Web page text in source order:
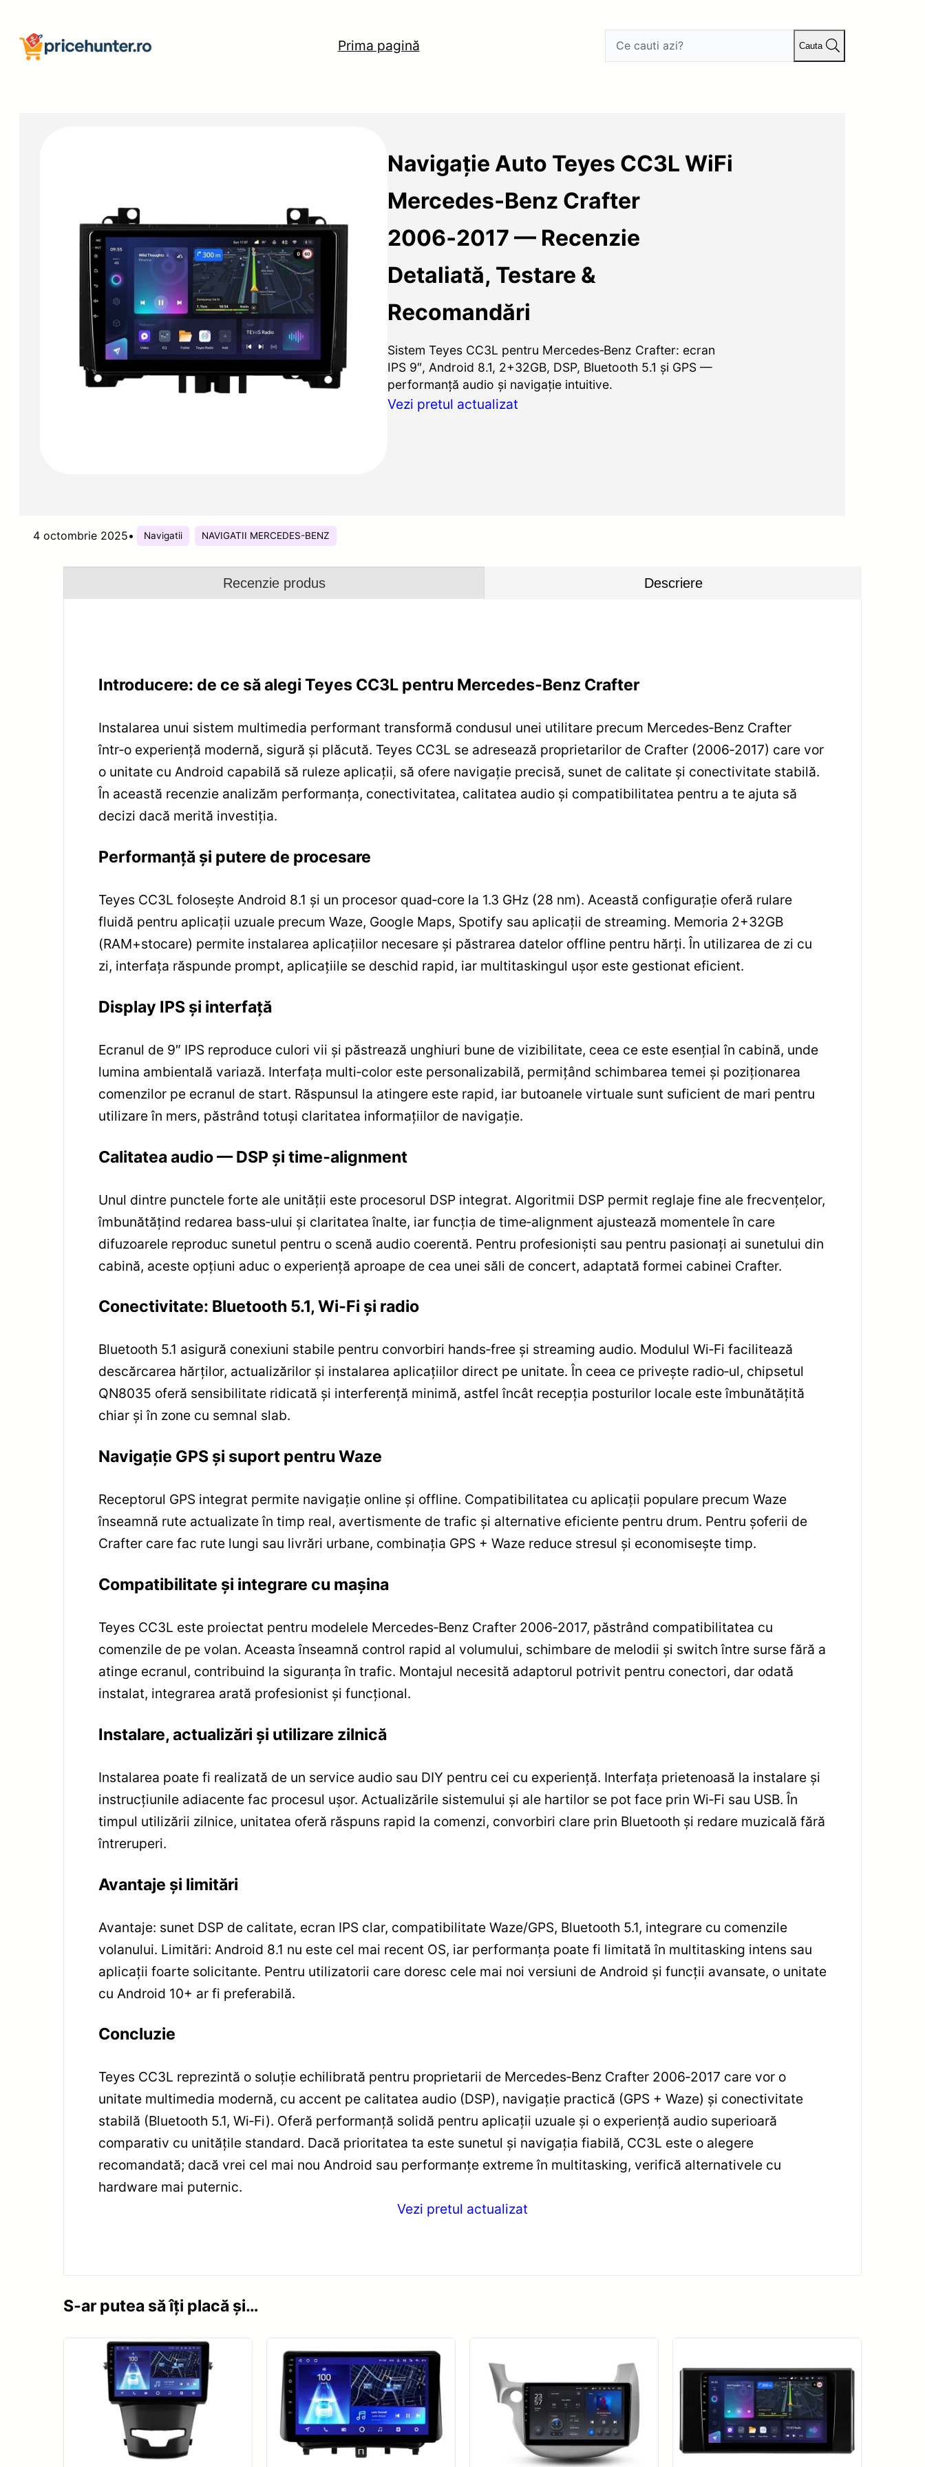
conținut
Prima pagină Cauta
Navigație Auto Teyes CC3L WiFi
Mercedes‑Benz Crafter
2006‑2017 — Recenzie
Detaliată, Testare &
Recomandări
Sistem Teyes CC3L pentru Mercedes‑Benz Crafter: ecran
IPS 9″, Android 8.1, 2+32GB, DSP, Bluetooth 5.1 și GPS —
performanță audio și navigație intuitive.
Vezi pretul actualizat
4 octombrie 2025• Navigatii NAVIGATII MERCEDES-BENZ
Recenzie produs Descriere
Introducere: de ce să alegi Teyes CC3L pentru Mercedes‑Benz Crafter
Instalarea unui sistem multimedia performant transformă condusul unei utilitare precum Mercedes‑Benz Crafter
într‑o experiență modernă, sigură și plăcută. Teyes CC3L se adresează proprietarilor de Crafter (2006‑2017) care vor
o unitate cu Android capabilă să ruleze aplicații, să ofere navigație precisă, sunet de calitate și conectivitate stabilă.
În această recenzie analizăm performanța, conectivitatea, calitatea audio și compatibilitatea pentru a te ajuta să
decizi dacă merită investiția.
Performanță și putere de procesare
Teyes CC3L folosește Android 8.1 și un procesor quad‑core la 1.3 GHz (28 nm). Această configurație oferă rulare
fluidă pentru aplicații uzuale precum Waze, Google Maps, Spotify sau aplicații de streaming. Memoria 2+32GB
(RAM+stocare) permite instalarea aplicațiilor necesare și păstrarea datelor offline pentru hărți. În utilizarea de zi cu
zi, interfața răspunde prompt, aplicațiile se deschid rapid, iar multitaskingul ușor este gestionat eficient.
Display IPS și interfață
Ecranul de 9″ IPS reproduce culori vii și păstrează unghiuri bune de vizibilitate, ceea ce este esențial în cabină, unde
lumina ambientală variază. Interfața multi‑color este personalizabilă, permițând schimbarea temei și poziționarea
comenzilor pe ecranul de start. Răspunsul la atingere este rapid, iar butoanele virtuale sunt suficient de mari pentru
utilizare în mers, păstrând totuși claritatea informațiilor de navigație.
Calitatea audio — DSP și time‑alignment
Unul dintre punctele forte ale unității este procesorul DSP integrat. Algoritmii DSP permit reglaje fine ale frecvențelor,
îmbunătățind redarea bass‑ului și claritatea înalte, iar funcția de time‑alignment ajustează momentele în care
difuzoarele reproduc sunetul pentru o scenă audio coerentă. Pentru profesioniști sau pentru pasionați ai sunetului din
cabină, aceste opțiuni aduc o experiență aproape de cea unei săli de concert, adaptată formei cabinei Crafter.
Conectivitate: Bluetooth 5.1, Wi‑Fi și radio
Bluetooth 5.1 asigură conexiuni stabile pentru convorbiri hands‑free și streaming audio. Modulul Wi‑Fi facilitează
descărcarea hărților, actualizărilor și instalarea aplicațiilor direct pe unitate. În ceea ce privește radio‑ul, chipsetul
QN8035 oferă sensibilitate ridicată și interferență minimă, astfel încât recepția posturilor locale este îmbunătățită
chiar și în zone cu semnal slab.
Navigație GPS și suport pentru Waze
Receptorul GPS integrat permite navigație online și offline. Compatibilitatea cu aplicații populare precum Waze
înseamnă rute actualizate în timp real, avertismente de trafic și alternative eficiente pentru drum. Pentru șoferii de
Crafter care fac rute lungi sau livrări urbane, combinația GPS + Waze reduce stresul și economisește timp.
Compatibilitate și integrare cu mașina
Teyes CC3L este proiectat pentru modelele Mercedes‑Benz Crafter 2006‑2017, păstrând compatibilitatea cu
comenzile de pe volan. Aceasta înseamnă control rapid al volumului, schimbare de melodii și switch între surse fără a
atinge ecranul, contribuind la siguranța în trafic. Montajul necesită adaptorul potrivit pentru conectori, dar odată
instalat, integrarea arată profesionist și funcțional.
Instalare, actualizări și utilizare zilnică
Instalarea poate fi realizată de un service audio sau DIY pentru cei cu experiență. Interfața prietenoasă la instalare și
instrucțiunile adiacente fac procesul ușor. Actualizările sistemului și ale hartilor se pot face prin Wi‑Fi sau USB. În
timpul utilizării zilnice, unitatea oferă răspuns rapid la comenzi, convorbiri clare prin Bluetooth și redare muzicală fără
întreruperi.
Avantaje și limitări
Avantaje: sunet DSP de calitate, ecran IPS clar, compatibilitate Waze/GPS, Bluetooth 5.1, integrare cu comenzile
volanului. Limitări: Android 8.1 nu este cel mai recent OS, iar performanța poate fi limitată în multitasking intens sau
aplicații foarte solicitante. Pentru utilizatorii care doresc cele mai noi versiuni de Android și funcții avansate, o unitate
cu Android 10+ ar fi preferabilă.
Concluzie
Teyes CC3L reprezintă o soluție echilibrată pentru proprietarii de Mercedes‑Benz Crafter 2006‑2017 care vor o
unitate multimedia modernă, cu accent pe calitatea audio (DSP), navigație practică (GPS + Waze) și conectivitate
stabilă (Bluetooth 5.1, Wi‑Fi). Oferă performanță solidă pentru aplicații uzuale și o experiență audio superioară
comparativ cu unitățile standard. Dacă prioritatea ta este sunetul și navigația fiabilă, CC3L este o alegere
recomandată; dacă vrei cel mai nou Android sau performanțe extreme în multitasking, verifică alternativele cu
hardware mai puternic.
Vezi pretul actualizat
S-ar putea să îți placă și…